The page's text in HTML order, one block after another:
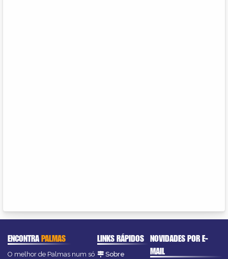
ENCONTRAPALMAS
O melhor de Palmas num só
LINKS RÁPIDOS
Sobre
NOVIDADES POR E-
MAIL